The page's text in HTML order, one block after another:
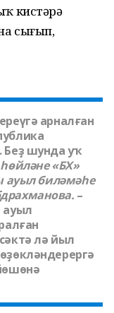
кистәрҙә
сығып,
арналған
шунда уҡ
«БХ»
ауыл биләмәһе
–
ауыл
лә йыл